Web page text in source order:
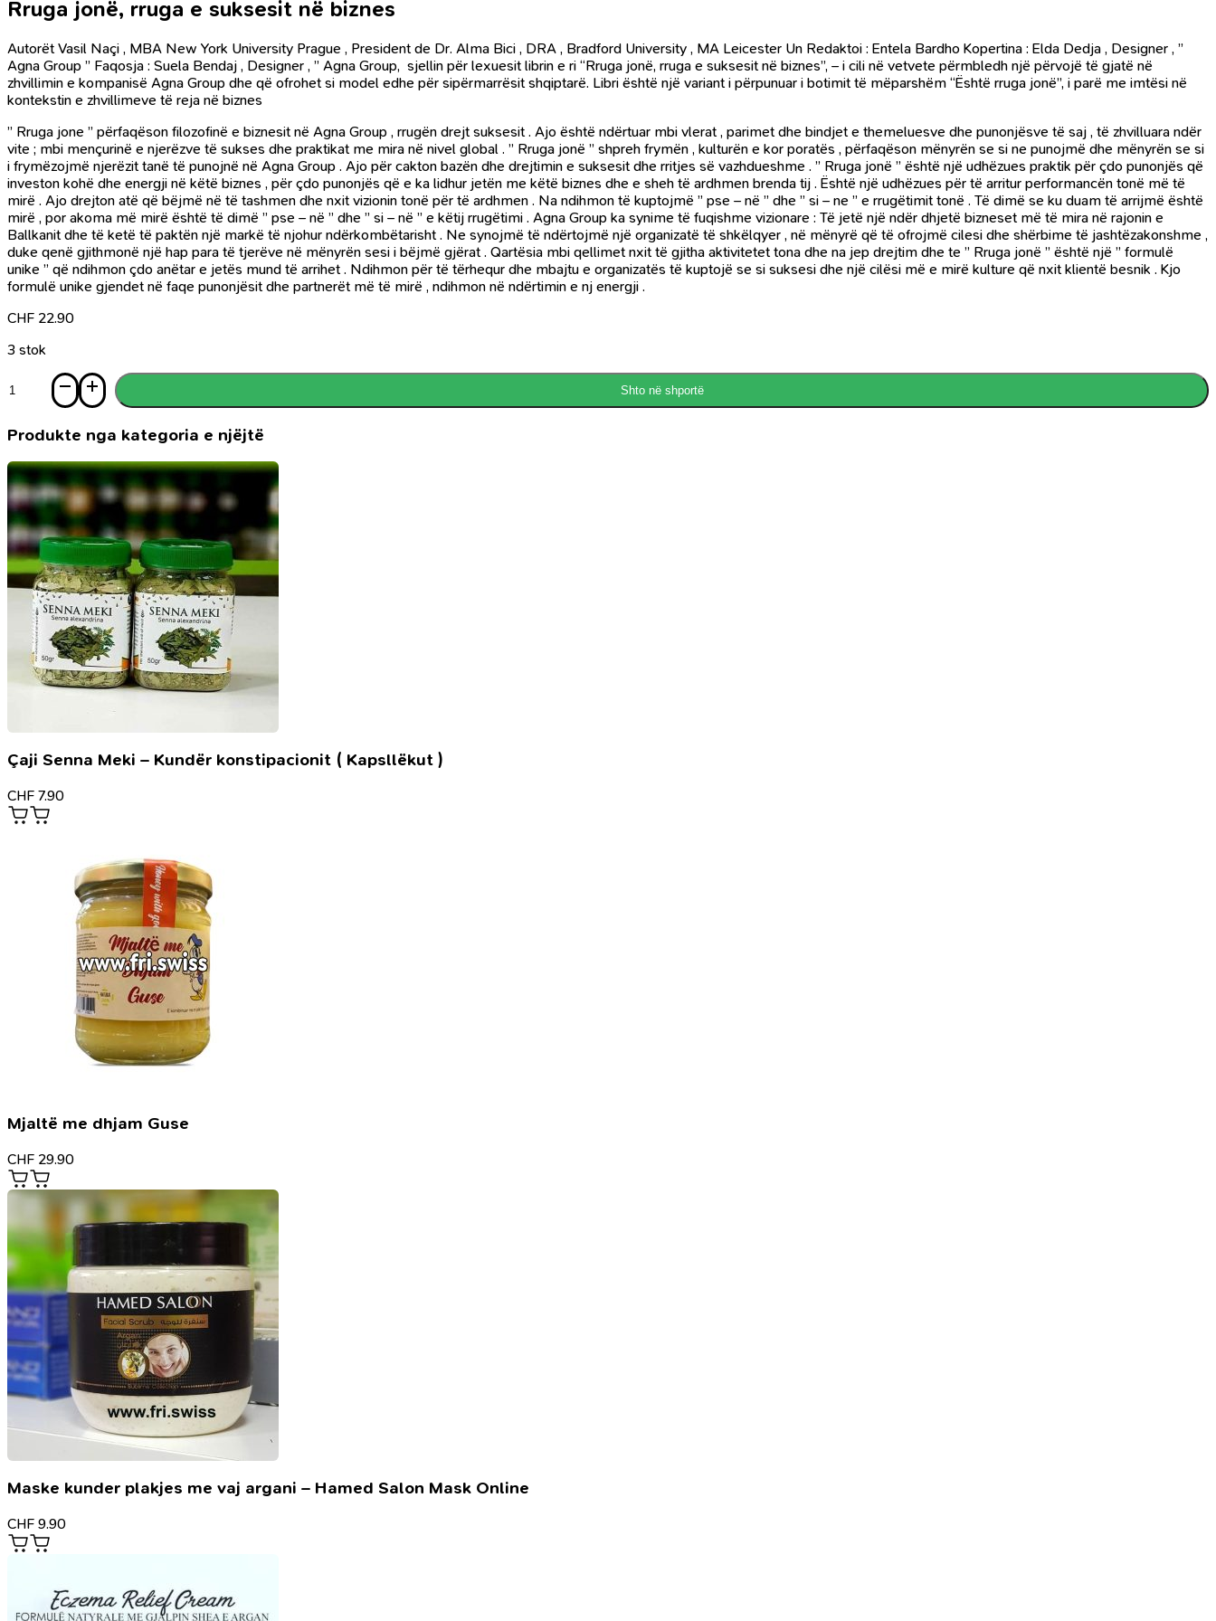
Rruga jonë, rruga e suksesit në biznes
Autorët Vasil Naçi , MBA New York University Prague , President de Dr. Alma Bici , DRA , Bradford University , MA Leicester Un Redaktoi : Entela Bardho Kopertina : Elda Dedja , Designer , ”
Agna Group ” Faqosja : Suela Bendaj , Designer , ” Agna Group, sjellin për lexuesit librin e ri “Rruga jonë, rruga e suksesit në biznes”, – i cili në vetvete përmbledh një përvojë të gjatë në
zhvillimin e kompanisë Agna Group dhe që ofrohet si model edhe për sipërmarrësit shqiptarë. Libri është një variant i përpunuar i botimit të mëparshëm “Është rruga jonë”, i parë me imtësi në
kontekstin e zhvillimeve të reja në biznes
” Rruga jone ” përfaqëson filozofinë e biznesit në Agna Group , rrugën drejt suksesit . Ajo është ndërtuar mbi vlerat , parimet dhe bindjet e themeluesve dhe punonjësve të saj , të zhvilluara ndër
vite ; mbi mençurinë e njerëzve të sukses dhe praktikat me mira në nivel global . ” Rruga jonë ” shpreh frymën , kulturën e kor poratës , përfaqëson mënyrën se si ne punojmë dhe mënyrën se si
i frymëzojmë njerëzit tanë të punojnë në Agna Group . Ajo për cakton bazën dhe drejtimin e suksesit dhe rritjes së vazhdueshme . ” Rruga jonë ” është një udhëzues praktik për çdo punonjës që
investon kohë dhe energji në këtë biznes , për çdo punonjës që e ka lidhur jetën me këtë biznes dhe e sheh të ardhmen brenda tij . Është një udhëzues për të arritur performancën tonë më të
mirë . Ajo drejton atë që bëjmë në të tashmen dhe nxit vizionin tonë për të ardhmen . Na ndihmon të kuptojmë ” pse – në ” dhe ” si – ne ” e rrugëtimit tonë . Të dimë se ku duam të arrijmë është
mirë , por akoma më mirë është të dimë ” pse – në ” dhe ” si – në ” e këtij rrugëtimi . Agna Group ka synime të fuqishme vizionare : Të jetë një ndër dhjetë bizneset më të mira në rajonin e
Ballkanit dhe të ketë të paktën një markë të njohur ndërkombëtarisht . Ne synojmë të ndërtojmë një organizatë të shkëlqyer , në mënyrë që të ofrojmë cilesi dhe shërbime të jashtëzakonshme ,
duke qenë gjithmonë një hap para të tjerëve në mënyrën sesi i bëjmë gjërat . Qartësia mbi qellimet nxit të gjitha aktivitetet tona dhe na jep drejtim dhe te ” Rruga jonë ” është një ” formulë
unike ” që ndihmon çdo anëtar e jetës mund të arrihet . Ndihmon për të tërhequr dhe mbajtu e organizatës të kuptojë se si suksesi dhe një cilësi më e mirë kulture që nxit klientë besnik . Kjo
formulë unike gjendet në faqe punonjësit dhe partnerët më të mirë , ndihmon në ndërtimin e nj energji .
CHF 22.90
3 stok
Rruga
rruga
suksesit
në
biznes
Shto në shportë
Produkte nga kategoria e njëjtë
Çaji Senna Meki – Kundër konstipacionit ( Kapsllëkut )
CHF 7.90
Mjaltë me dhjam Guse
CHF 29.90
Maske kunder plakjes me vaj argani – Hamed Salon Mask Online
CHF 9.90